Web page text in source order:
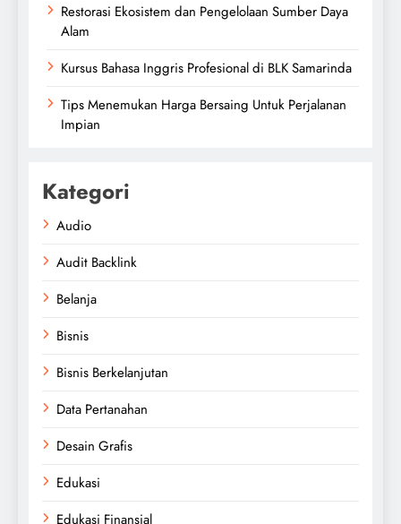
Restorasi Ekosistem dan Pengelolaan Sumber Daya
Alam
Kursus Bahasa Inggris Profesional di BLK Samarinda
Tips Menemukan Harga Bersaing Untuk Perjalanan
Impian
Kategori
Audio
Audit Backlink
Belanja
Bisnis
Bisnis Berkelanjutan
Data Pertanahan
Desain Grafis
Edukasi
Edukasi Finansial